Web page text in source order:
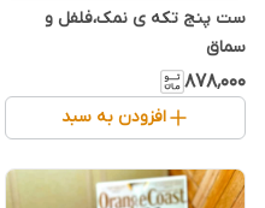
ست پنج تکه ی نمک،فلفل و
سماق
۸۷۸٬۰۰۰
افزودن به سبد